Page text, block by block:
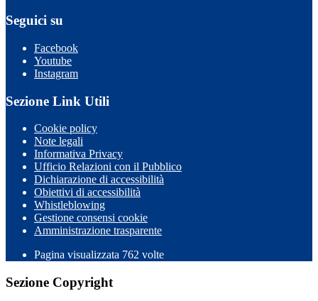
Seguici su
Facebook
Youtube
Instagram
Sezione Link Utili
Cookie policy
Note legali
Informativa Privacy
Ufficio Relazioni con il Pubblico
Dichiarazione di accessibilità
Obiettivi di accessibilità
Whistleblowing
Gestione consensi cookie
Amministrazione trasparente
Pagina visualizzata 762 volte
Sezione Copyright